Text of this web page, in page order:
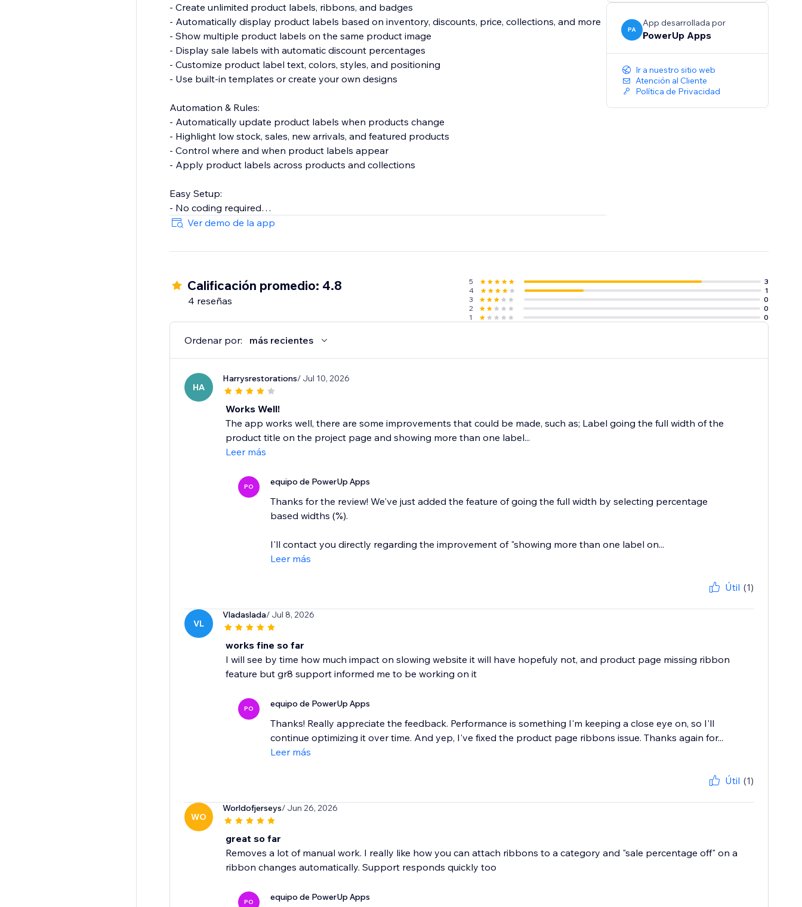
- Create unlimited product labels, ribbons, and badges
- Automatically display product labels based on inventory, discounts, price, collections, and more
- Show multiple product labels on the same product image
- Display sale labels with automatic discount percentages
- Customize product label text, colors, styles, and positioning
- Use built-in templates or create your own designs
Automation & Rules:
- Automatically update product labels when products change
- Highlight low stock, sales, new arrivals, and featured products
- Control where and when product labels appear
- Apply product labels across products and collections
Easy Setup:
- No coding required
- Works across products and collections
Ver demo de la app
PA
App desarrollada por
PowerUp Apps
Ir a nuestro sitio web
Atención al Cliente
Política de Privacidad
Calificación promedio: 4.8
4 reseñas
5
3
4
1
3
0
2
0
1
0
Ordenar por: más recientes
HA
Harrysrestorations/ Jul 10, 2026
Works Well!
The app works well, there are some improvements that could be made, such as; Label going the full width of the
product title on the project page and showing more than one label...
Leer más
PO equipo de PowerUp Apps
Thanks for the review! We've just added the feature of going the full width by selecting percentage
based widths (%).
I'll contact you directly regarding the improvement of "showing more than one label on...
Leer más
Útil (1)
VL
Vladaslada/ Jul 8, 2026
works fine so far
I will see by time how much impact on slowing website it will have hopefuly not, and product page missing ribbon
feature but gr8 support informed me to be working on it
PO equipo de PowerUp Apps
Thanks! Really appreciate the feedback. Performance is something I'm keeping a close eye on, so I'll
continue optimizing it over time. And yep, I've fixed the product page ribbons issue. Thanks again for...
Leer más
Útil (1)
WO
Worldofjerseys/ Jun 26, 2026
great so far
Removes a lot of manual work. I really like how you can attach ribbons to a category and "sale percentage off" on a
ribbon changes automatically. Support responds quickly too
PO equipo de PowerUp Apps